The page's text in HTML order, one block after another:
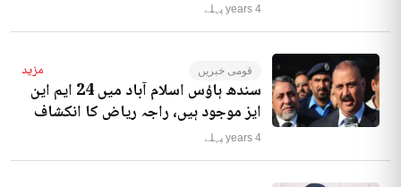
4 years پہلے
قومی خبریں مزید
سندھ ہاؤس اسلام آباد میں 24 ایم این
ایز موجود ہیں، راجہ ریاض کا انکشاف
4 years پہلے